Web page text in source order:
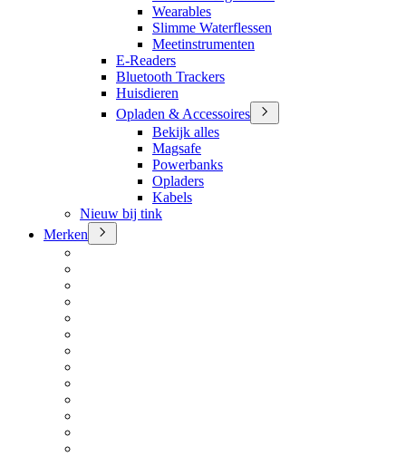
Wearables
Slimme Waterflessen
Meetinstrumenten
E-Readers
Bluetooth Trackers
Huisdieren
Opladen & Accessoires
Bekijk alles
Magsafe
Powerbanks
Opladers
Kabels
Nieuw bij tink
Merken